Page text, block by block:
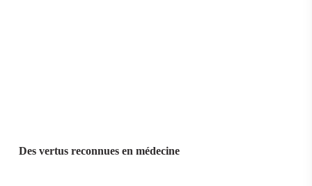
Des vertus reconnues en médecine